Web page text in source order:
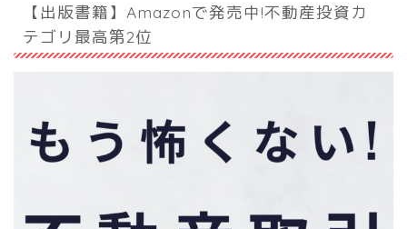
【出版書籍】Amazonで発売中!不動産投資カ
テゴリ最高第2位